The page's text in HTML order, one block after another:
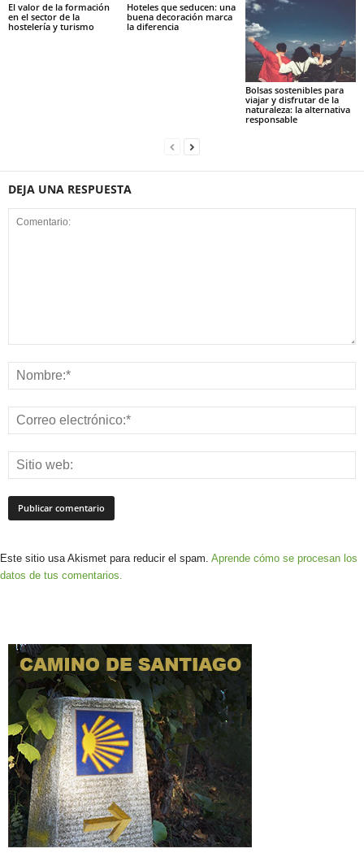
El valor de la formación
en el sector de la
hostelería y turismo
Hoteles que seducen: una
buena decoración marca
la diferencia
Bolsas sostenibles para
viajar y disfrutar de la
naturaleza: la alternativa
responsable
DEJA UNA RESPUESTA
Este sitio usa Akismet para reducir el spam. Aprende cómo se procesan los
datos de tus comentarios.